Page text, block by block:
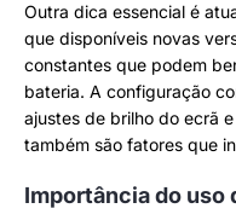
Outra dica essencial é
que disponíveis novas
constantes que podem
bateria. A configuração
ajustes de brilho do ecrã
também são fatores que
Importância do uso